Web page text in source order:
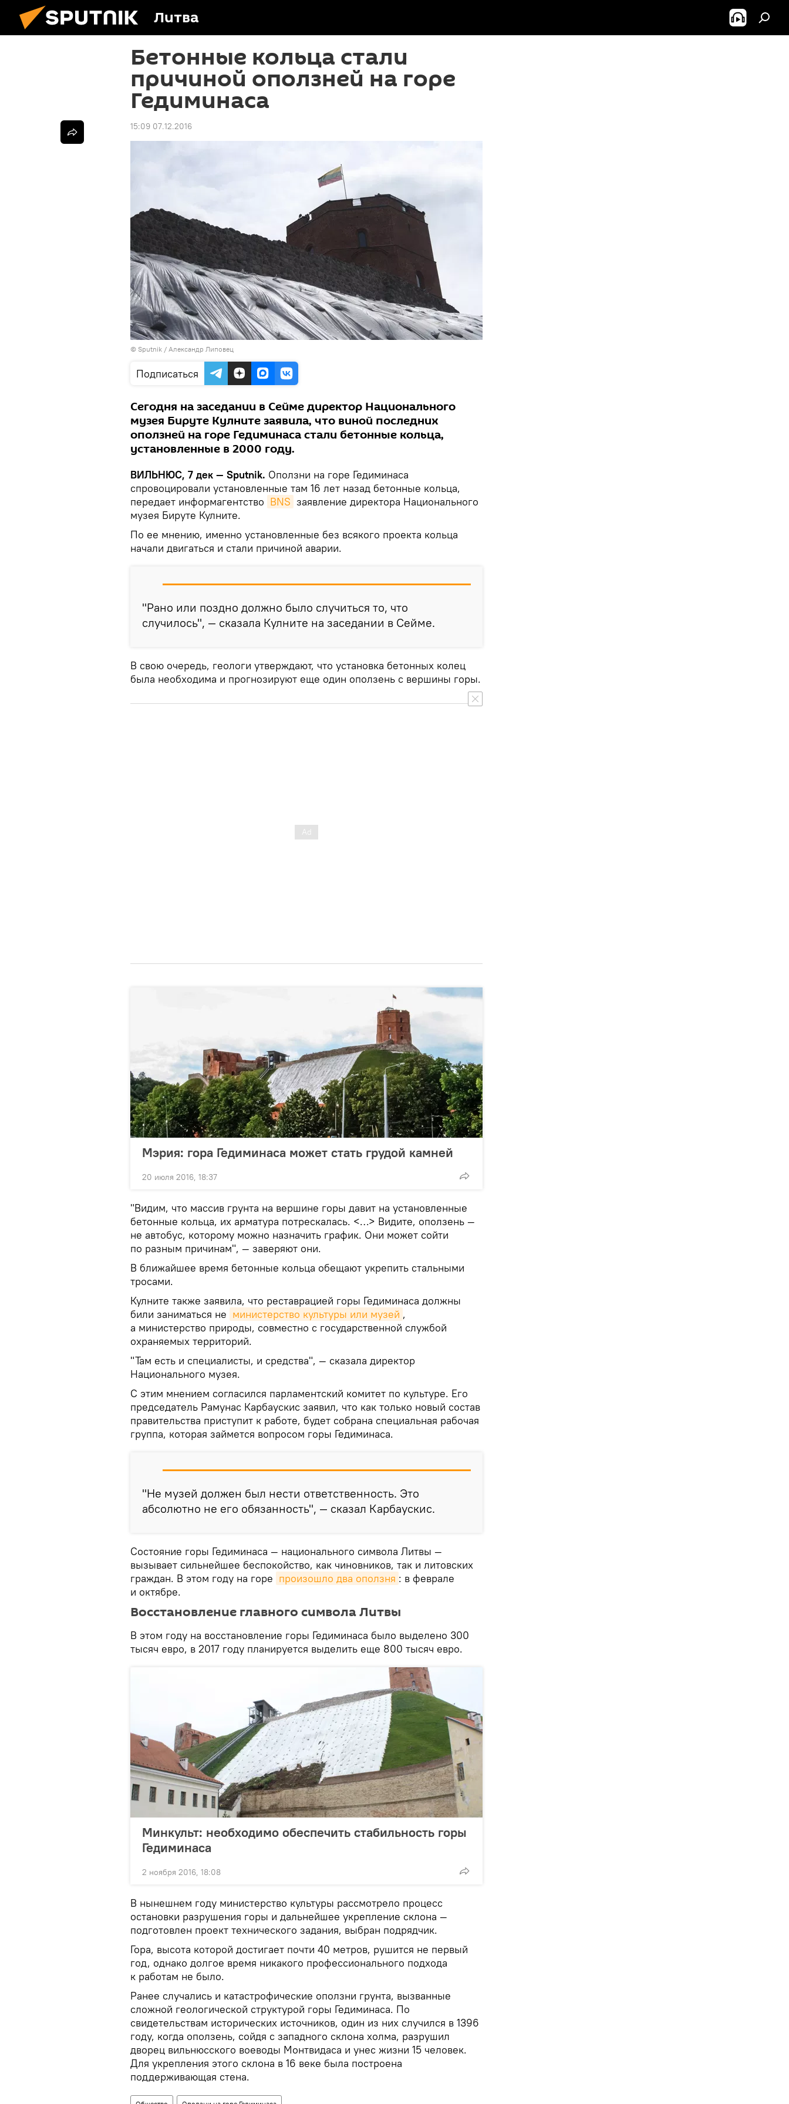
Литва
Бетонные кольца стали
причиной оползней на горе
Гедиминаса
15:09 07.12.2016
© Sputnik / Александр Липовец
Подписаться
Сегодня на заседании в Сейме директор Национального
музея Бируте Кулните заявила, что виной последних
оползней на горе Гедиминаса стали бетонные кольца,
установленные в 2000 году.
ВИЛЬНЮС, 7 дек — Sputnik. Оползни на горе Гедиминаса
спровоцировали установленные там 16 лет назад бетонные кольца,
передает информагентство BNS заявление директора Национального
музея Бируте Кулните.
По ее мнению, именно установленные без всякого проекта кольца
начали двигаться и стали причиной аварии.
"Рано или поздно должно было случиться то, что
случилось", — сказала Кулните на заседании в Сейме.
В свою очередь, геологи утверждают, что установка бетонных колец
была необходима и прогнозируют еще один оползень с вершины горы.
Мэрия: гора Гедиминаса может стать грудой камней
20 июля 2016, 18:37
"Видим, что массив грунта на вершине горы давит на установленные
бетонные кольца, их арматура потрескалась. <…> Видите, оползень —
не автобус, которому можно назначить график. Они может сойти
по разным причинам", — заверяют они.
В ближайшее время бетонные кольца обещают укрепить стальными
тросами.
Кулните также заявила, что реставрацией горы Гедиминаса должны
били заниматься не министерство культуры или музей ,
а министерство природы, совместно с государственной службой
охраняемых территорий.
"Там есть и специалисты, и средства", — сказала директор
Национального музея.
С этим мнением согласился парламентский комитет по культуре. Его
председатель Рамунас Карбаускис заявил, что как только новый состав
правительства приступит к работе, будет собрана специальная рабочая
группа, которая займется вопросом горы Гедиминаса.
"Не музей должен был нести ответственность. Это
абсолютно не его обязанность", — сказал Карбаускис.
Состояние горы Гедиминаса — национального символа Литвы —
вызывает сильнейшее беспокойство, как чиновников, так и литовских
граждан. В этом году на горе произошло два оползня : в феврале
и октябре.
Восстановление главного символа Литвы
В этом году на восстановление горы Гедиминаса было выделено 300
тысяч евро, в 2017 году планируется выделить еще 800 тысяч евро.
Минкульт: необходимо обеспечить стабильность горы
Гедиминаса
2 ноября 2016, 18:08
В нынешнем году министерство культуры рассмотрело процесс
остановки разрушения горы и дальнейшее укрепление склона —
подготовлен проект технического задания, выбран подрядчик.
Гора, высота которой достигает почти 40 метров, рушится не первый
год, однако долгое время никакого профессионального подхода
к работам не было.
Ранее случались и катастрофические оползни грунта, вызванные
сложной геологической структурой горы Гедиминаса. По
свидетельствам исторических источников, один из них случился в 1396
году, когда оползень, сойдя с западного склона холма, разрушил
дворец вильнюсского воеводы Монтвидаса и унес жизни 15 человек.
Для укрепления этого склона в 16 веке была построена
поддерживающая стена.